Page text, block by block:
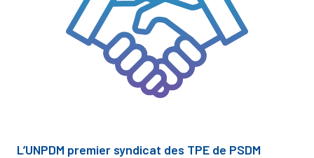
L’UNPDM premier syndicat des TPE de PSDM